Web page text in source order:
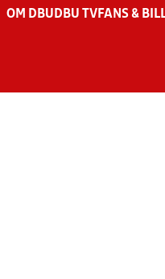
OM DBU DBU TV FANS &